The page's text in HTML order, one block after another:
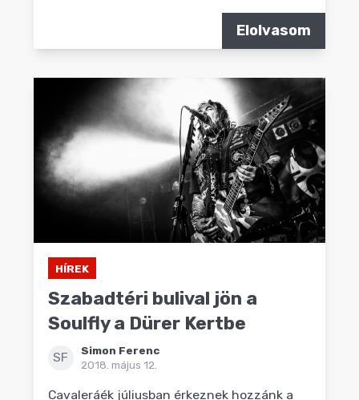
Elolvasom
HÍREK
Szabadtéri bulival jön a
Soulfly a Dürer Kertbe
SF
Simon Ferenc
2018. május 12.
Cavaleráék júliusban érkeznek hozzánk a